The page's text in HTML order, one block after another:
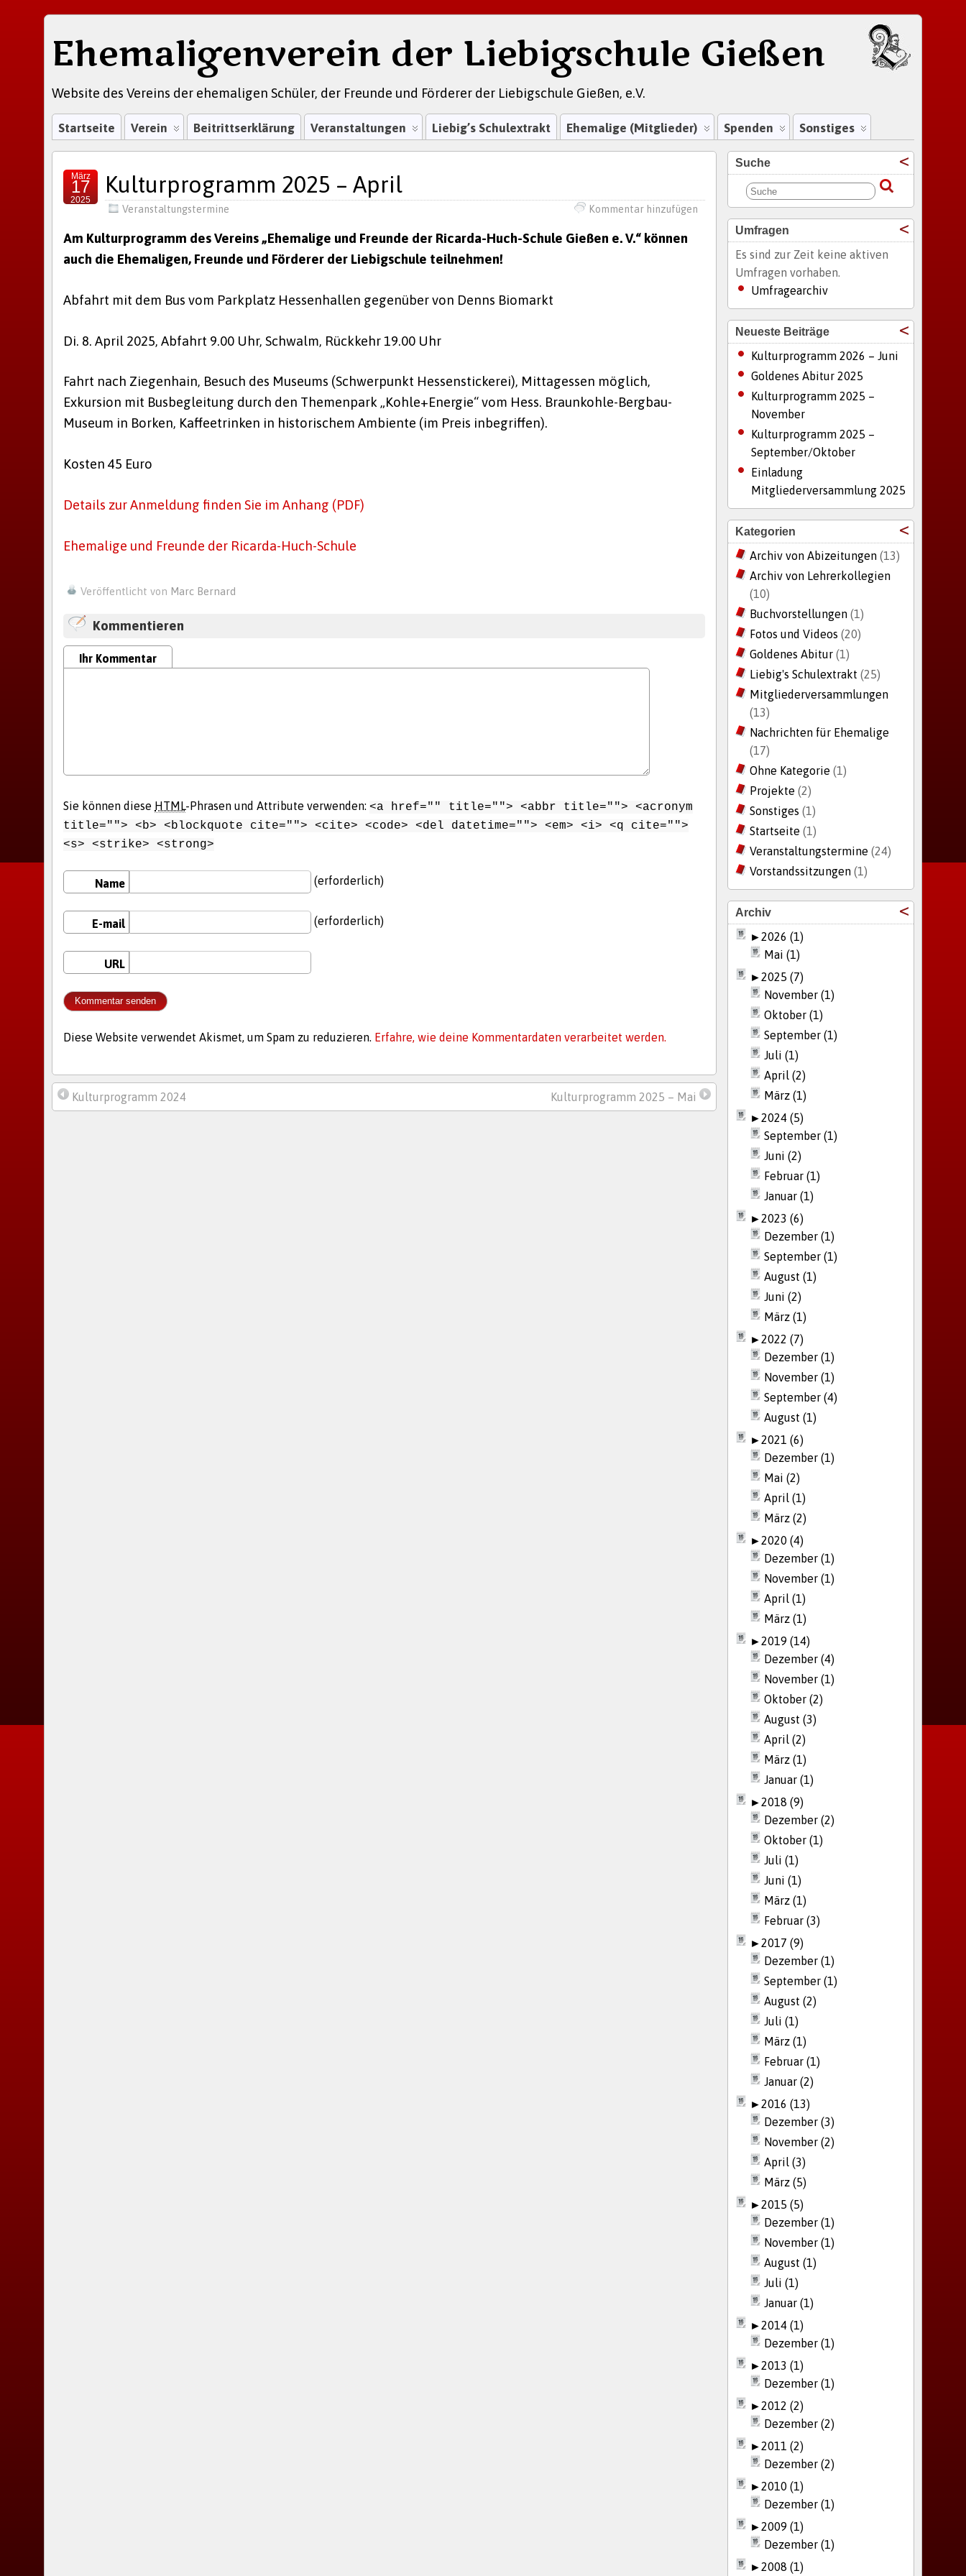
Ehemaligenverein der Liebigschule Gießen
Website des Vereins der ehemaligen Schüler, der Freunde und Förderer der Liebigschule Gießen, e.V.
Startseite Verein Beitrittserklärung Veranstaltungen Liebig’s Schulextrakt Ehemalige (Mitglieder) Spenden Sonstiges
Kulturprogramm 2025 – April
Veranstaltungstermine Kommentar hinzufügen
März
17
2025
Am Kulturprogramm des Vereins „Ehemalige und Freunde der Ricarda-Huch-Schule Gießen e. V.“ können
auch die Ehemaligen, Freunde und Förderer der Liebigschule teilnehmen!
Abfahrt mit dem Bus vom Parkplatz Hessenhallen gegenüber von Denns Biomarkt
Di. 8. April 2025, Abfahrt 9.00 Uhr, Schwalm, Rückkehr 19.00 Uhr
Fahrt nach Ziegenhain, Besuch des Museums (Schwerpunkt Hessenstickerei), Mittagessen möglich,
Exkursion mit Busbegleitung durch den Themenpark „Kohle+Energie“ vom Hess. Braunkohle-Bergbau-
Museum in Borken, Kaffeetrinken in historischem Ambiente (im Preis inbegriffen).
Kosten 45 Euro
Details zur Anmeldung finden Sie im Anhang (PDF)
Ehemalige und Freunde der Ricarda-Huch-Schule
Veröffentlicht von Marc Bernard
Kommentieren
Ihr Kommentar
Sie können diese HTML-Phrasen und Attribute verwenden: <a href="" title=""> <abbr title=""> <acronym
title=""> <b> <blockquote cite=""> <cite> <code> <del datetime=""> <em> <i> <q cite="">
<s> <strike> <strong>
Name (erforderlich)
E-mail (erforderlich)
URL
Diese Website verwendet Akismet, um Spam zu reduzieren. Erfahre, wie deine Kommentardaten verarbeitet werden.
Kulturprogramm 2024 Kulturprogramm 2025 – Mai
Suche
Umfragen
Es sind zur Zeit keine aktiven
Umfragen vorhaben.
Umfragearchiv
Neueste Beiträge
Kulturprogramm 2026 – Juni
Goldenes Abitur 2025
Kulturprogramm 2025 –
November
Kulturprogramm 2025 –
September/Oktober
Einladung
Mitgliederversammlung 2025
Kategorien
Archiv von Abizeitungen (13)
Archiv von Lehrerkollegien
(10)
Buchvorstellungen (1)
Fotos und Videos (20)
Goldenes Abitur (1)
Liebig's Schulextrakt (25)
Mitgliederversammlungen
(13)
Nachrichten für Ehemalige
(17)
Ohne Kategorie (1)
Projekte (2)
Sonstiges (1)
Startseite (1)
Veranstaltungstermine (24)
Vorstandssitzungen (1)
Archiv
►2026 (1)
Mai (1)
►2025 (7)
November (1)
Oktober (1)
September (1)
Juli (1)
April (2)
März (1)
►2024 (5)
September (1)
Juni (2)
Februar (1)
Januar (1)
►2023 (6)
Dezember (1)
September (1)
August (1)
Juni (2)
März (1)
►2022 (7)
Dezember (1)
November (1)
September (4)
August (1)
►2021 (6)
Dezember (1)
Mai (2)
April (1)
März (2)
►2020 (4)
Dezember (1)
November (1)
April (1)
März (1)
►2019 (14)
Dezember (4)
November (1)
Oktober (2)
August (3)
April (2)
März (1)
Januar (1)
►2018 (9)
Dezember (2)
Oktober (1)
Juli (1)
Juni (1)
März (1)
Februar (3)
►2017 (9)
Dezember (1)
September (1)
August (2)
Juli (1)
März (1)
Februar (1)
Januar (2)
►2016 (13)
Dezember (3)
November (2)
April (3)
März (5)
►2015 (5)
Dezember (1)
November (1)
August (1)
Juli (1)
Januar (1)
►2014 (1)
Dezember (1)
►2013 (1)
Dezember (1)
►2012 (2)
Dezember (2)
►2011 (2)
Dezember (2)
►2010 (1)
Dezember (1)
►2009 (1)
Dezember (1)
►2008 (1)